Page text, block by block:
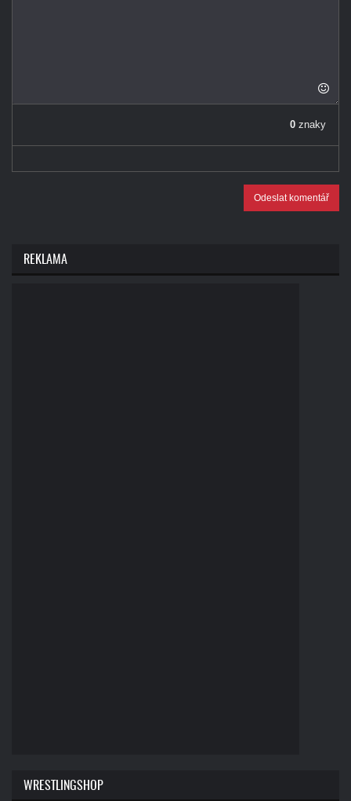
0 znaky
Odeslat komentář
REKLAMA
WRESTLINGSHOP